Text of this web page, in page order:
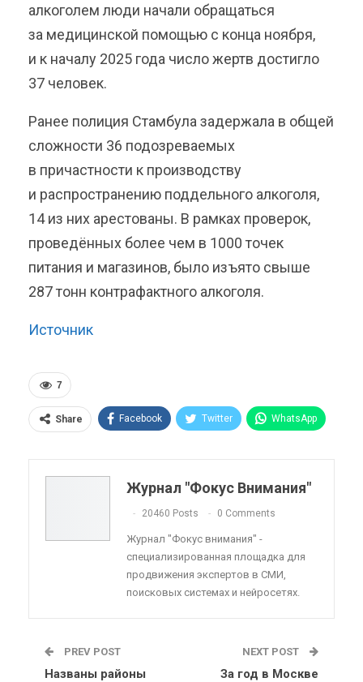
алкоголем люди начали обращаться
за медицинской помощью с конца ноября,
и к началу 2025 года число жертв достигло
37 человек.
Ранее полиция Стамбула задержала в общей
сложности 36 подозреваемых
в причастности к производству
и распространению поддельного алкоголя,
14 из них арестованы. В рамках проверок,
проведённых более чем в 1000 точек
питания и магазинов, было изъято свыше
287 тонн контрафактного алкоголя.
Источник
7
Share Facebook Twitter WhatsApp
Telegram Viber
Linkedin Tumblr
Журнал "Фокус Внимания"
20460 Posts 0 Comments
Журнал "Фокус внимания" -
специализированная площадка для
продвижения экспертов в СМИ,
поисковых системах и нейросетях.
PREV POST
Названы районы
NEXT POST
За год в Москве